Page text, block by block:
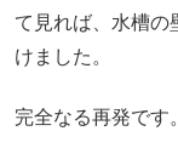
て見れば、水槽の
けました。
完全なる再発です